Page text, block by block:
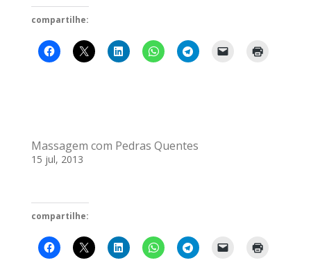
compartilhe:
Massagem com Pedras Quentes
15 jul, 2013
compartilhe: